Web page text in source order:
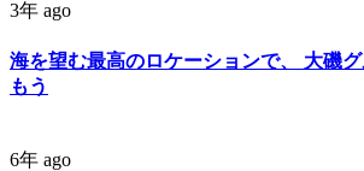
3年 ago
海を望む最高のロケーションで、 大磯
もう
6年 ago